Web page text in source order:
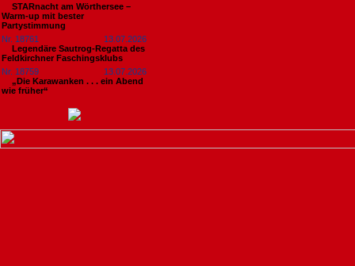
STARnacht am Wörthersee –
Warm-up mit bester
Partystimmung
Nr. 18761
13.07.2026
Legendäre Sautrog-Regatta des
Feldkirchner Faschingsklubs
Nr. 18759
13.07.2026
„Die Karawanken . . . ein Abend
wie früher“